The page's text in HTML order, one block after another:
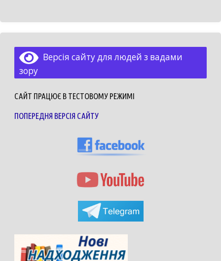
Версія сайту для людей з вадами
зору
САЙТ ПРАЦЮЄ В ТЕСТОВОМУ РЕЖИМІ
ПОПЕРЕДНЯ ВЕРСІЯ САЙТУ